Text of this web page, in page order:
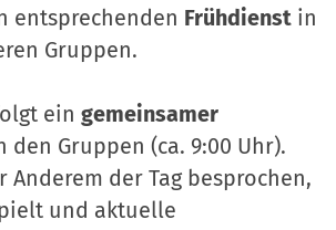
entsprechenden Frühdienst in
Gruppen.
ein gemeinsamer
den Gruppen (ca. 9:00 Uhr).
Anderem der Tag besprochen,
und aktuelle